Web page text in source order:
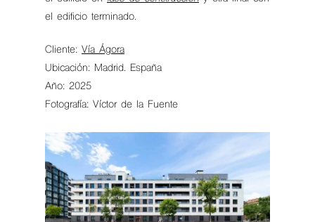
el edificio terminado.
Cliente: Vía Ágora
Ubicación: Madrid. España
Año: 2025
Fotografía: Víctor de la Fuente